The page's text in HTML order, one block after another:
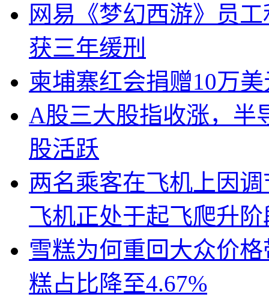
网易《梦幻西游》员
获三年缓刑
柬埔寨红会捐赠10万
A股三大股指收涨，半
股活跃
两名乘客在飞机上因
飞机正处于起飞爬升阶
雪糕为何重回大众价
糕占比降至4.67%